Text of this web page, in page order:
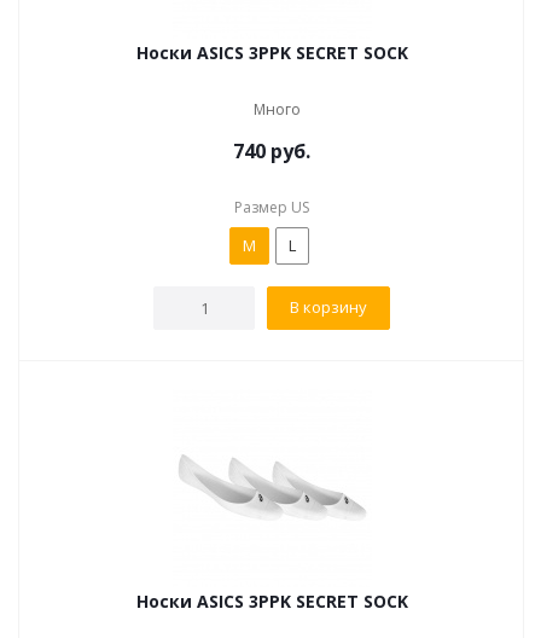
Носки ASICS 3PPK SECRET SOCK
Много
740 руб.
Размер US
M L
В корзину
Носки ASICS 3PPK SECRET SOCK